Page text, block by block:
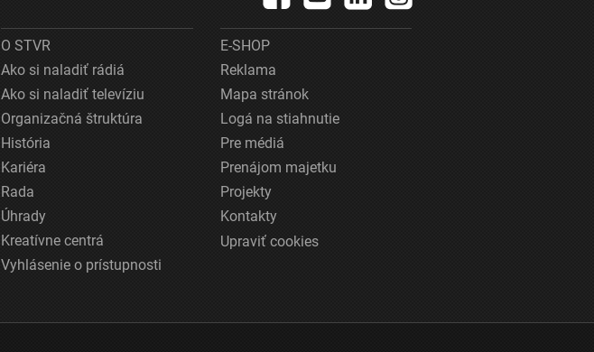
O STVR
Ako si naladiť rádiá
Ako si naladiť televíziu
Organizačná štruktúra
História
Kariéra
Rada
Úhrady
Kreatívne centrá
Vyhlásenie o prístupnosti
E-SHOP
Reklama
Mapa stránok
Logá na stiahnutie
Pre médiá
Prenájom majetku
Projekty
Kontakty
Upraviť cookies